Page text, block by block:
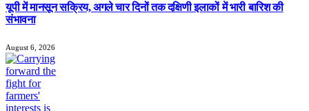
यूपी में मानसून सक्रिय, अगले चार दिनों तक दक्षिणी इलाकों में भारी बारिश की
संभावना
August 6, 2026